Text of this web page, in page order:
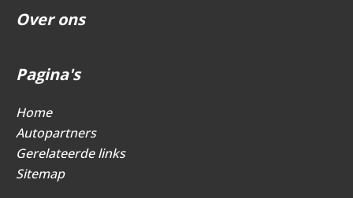
Over ons
Pagina's
Home
Autopartners
Gerelateerde links
Sitemap